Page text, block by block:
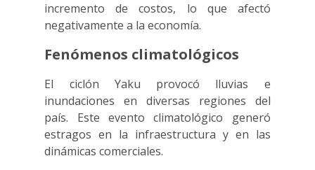
incremento de costos, lo que afectó
negativamente a la economía.
Fenómenos climatológicos
El ciclón Yaku provocó lluvias e
inundaciones en diversas regiones del
país. Este evento climatológico generó
estragos en la infraestructura y en las
dinámicas comerciales.